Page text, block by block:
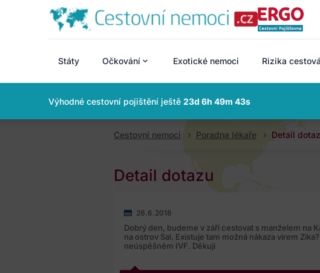
Státy Očkování Exotické nemoci Rizika
Výhodné cestovní pojištění ještě 23d 6h 49m 42s
Cestovní nemoci Poradna lékaře Detail
Detail dotazu
26.6.2018
Dobrý den, budeme v září cestovat s manželem na
na ostrov Sal. Existuje tam možná nákaza virem
neúspěšném IVF. Děkuji